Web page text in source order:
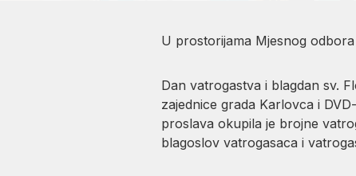
U prostorijama Mjesnog
Dan vatrogastva i blagdan sv.
zajednice grada Karlovca i
proslava okupila je brojne
blagoslov vatrogasaca i